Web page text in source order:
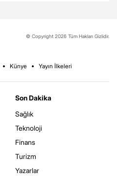
© Copyright 2026 Tüm Hakları Gizlidir.
Künye Yayın İlkeleri
Son Dakika
Sağlık
Teknoloji
Finans
Turizm
Yazarlar